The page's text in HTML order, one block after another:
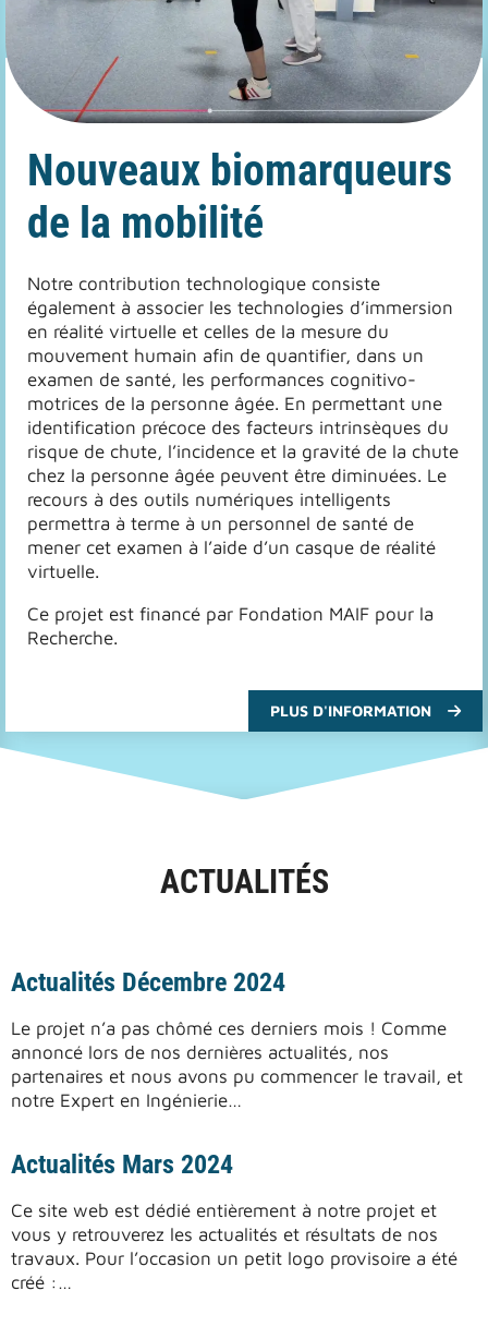
Nouveaux biomarqueurs
de la mobilité
Notre contribution technologique consiste
également à associer les technologies d’immersion
en réalité virtuelle et celles de la mesure du
mouvement humain afin de quantifier, dans un
examen de santé, les performances cognitivo-
motrices de la personne âgée. En permettant une
identification précoce des facteurs intrinsèques du
risque de chute, l’incidence et la gravité de la chute
chez la personne âgée peuvent être diminuées. Le
recours à des outils numériques intelligents
permettra à terme à un personnel de santé de
mener cet examen à l’aide d’un casque de réalité
virtuelle.
Ce projet est financé par Fondation MAIF pour la
Recherche.
PLUS D'INFORMATION
ACTUALITÉS
Actualités Décembre 2024
Le projet n’a pas chômé ces derniers mois ! Comme
annoncé lors de nos dernières actualités, nos
partenaires et nous avons pu commencer le travail, et
notre Expert en Ingénierie…
Actualités Mars 2024
Ce site web est dédié entièrement à notre projet et
vous y retrouverez les actualités et résultats de nos
travaux. Pour l’occasion un petit logo provisoire a été
créé :…